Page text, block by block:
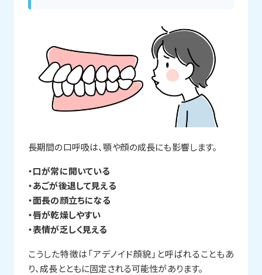
長期間の口呼吸は、顎や顔の成長にも影響します。
・口が常に開いている
・あごが後退して見える
・面長の顔立ちになる
・唇が乾燥しやすい
・表情が乏しく見える
こうした特徴は「アデノイド顔貌」と呼ばれることもあ
り、成長とともに固定される可能性があります。